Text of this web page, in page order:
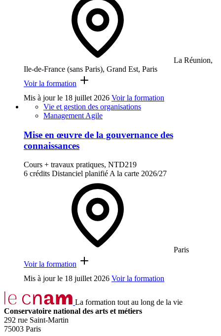
La Réunion,
Ile-de-France (sans Paris), Grand Est, Paris
Voir la formation
Mis à jour le 18 juillet 2026 Voir la formation
Vie et gestion des organisations
Management Agile
Mise en œuvre de la gouvernance des
connaissances
Cours + travaux pratiques, NTD219
6 crédits Distanciel planifiéA la carte 2026/27
Paris
Voir la formation
Mis à jour le 18 juillet 2026 Voir la formation
La formation tout au long de la vie
Conservatoire national des arts et métiers
292 rue Saint-Martin
75003 Paris